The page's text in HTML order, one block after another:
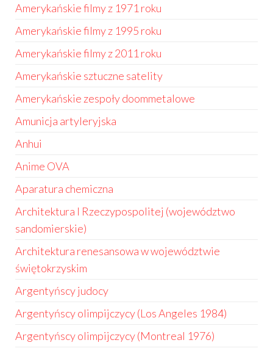
Amerykańskie filmy z 1971 roku
Amerykańskie filmy z 1995 roku
Amerykańskie filmy z 2011 roku
Amerykańskie sztuczne satelity
Amerykańskie zespoły doommetalowe
Amunicja artyleryjska
Anhui
Anime OVA
Aparatura chemiczna
Architektura I Rzeczypospolitej (województwo
sandomierskie)
Architektura renesansowa w województwie
świętokrzyskim
Argentyńscy judocy
Argentyńscy olimpijczycy (Los Angeles 1984)
Argentyńscy olimpijczycy (Montreal 1976)